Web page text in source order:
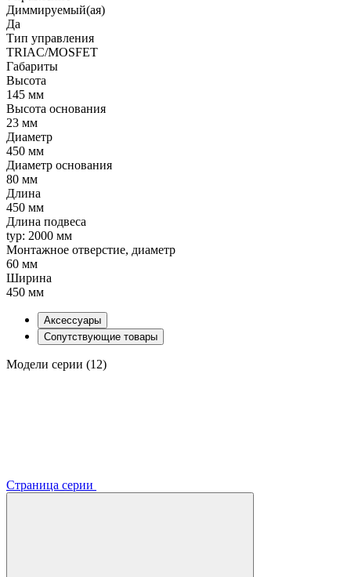
Диммируемый(ая)
Да
Тип управления
TRIAC/MOSFET
Габариты
Высота
145 мм
Высота основания
23 мм
Диаметр
450 мм
Диаметр основания
80 мм
Длина
450 мм
Длина подвеса
typ: 2000 мм
Монтажное отверстие, диаметр
60 мм
Ширина
450 мм
Аксессуары
Сопутствующие товары
Модели серии (12)
Страница серии